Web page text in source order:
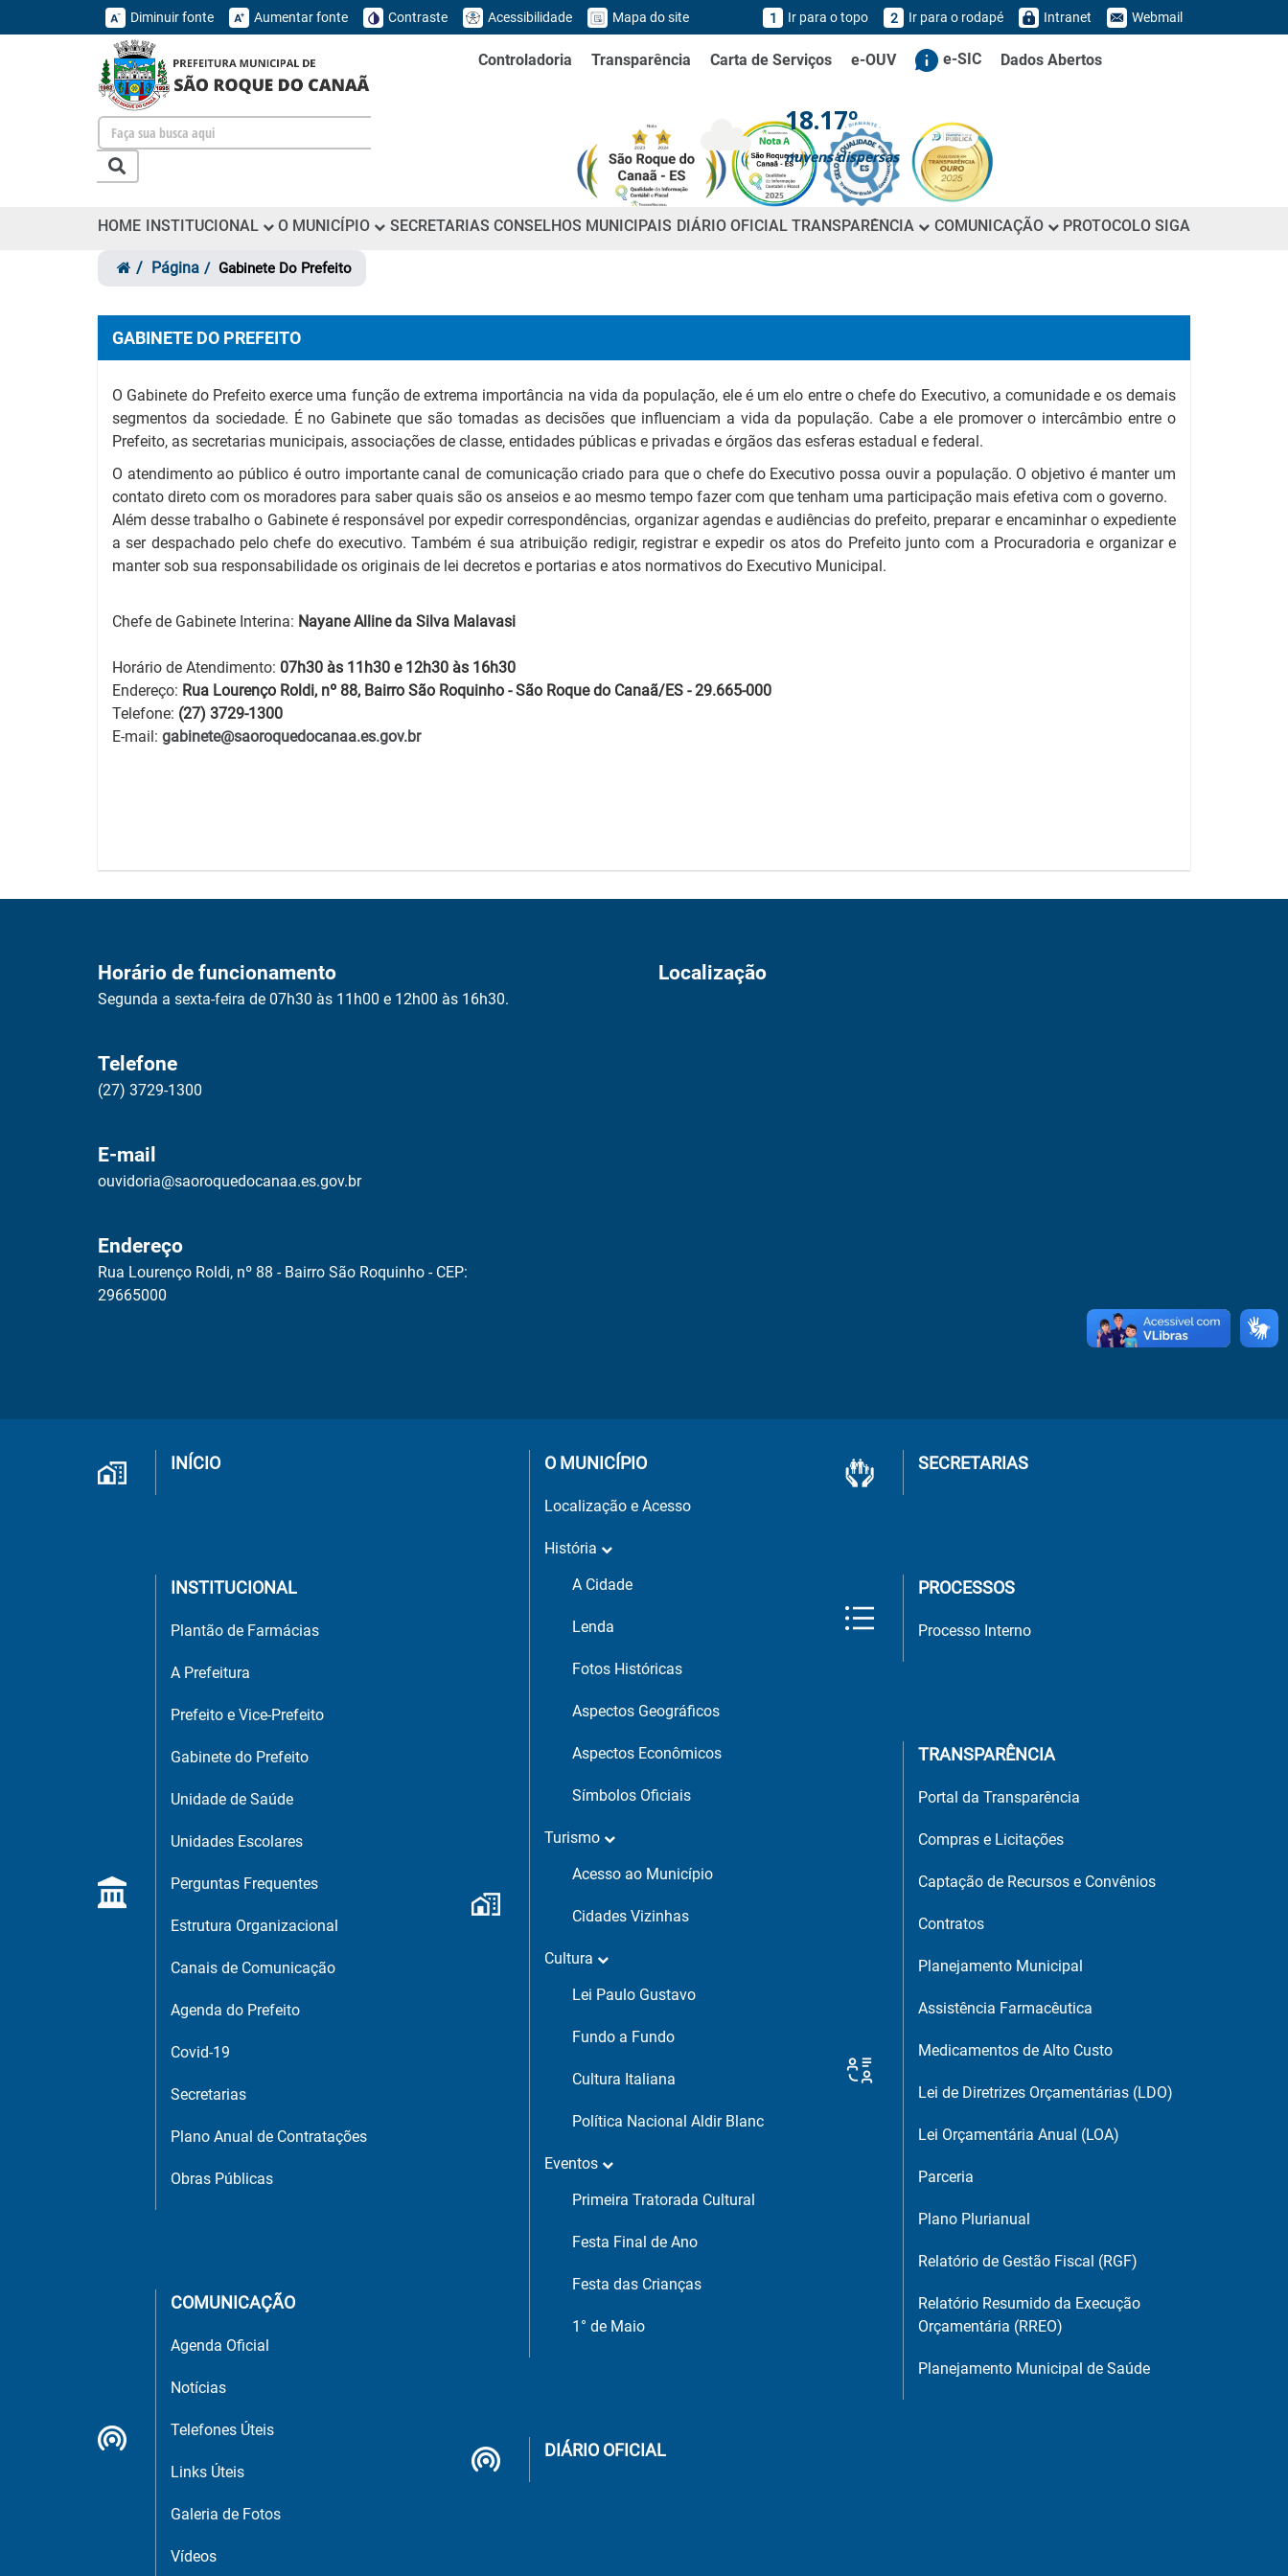
Diminuir fonte Aumentar fonte Contraste Acessibilidade Mapa do site 1 Ir para o topo 2 Ir para o rodapé Intranet Webmail
Controladoria Transparência Carta de Serviços e-OUV e-SIC Dados Abertos
18.17º
nuvens dispersas
HOME INSTITUCIONAL O MUNICÍPIO SECRETARIAS CONSELHOS MUNICIPAIS DIÁRIO OFICIAL TRANSPARÊNCIA COMUNICAÇÃO PROTOCOLO SIGA
Página Gabinete Do Prefeito
GABINETE DO PREFEITO
O Gabinete do Prefeito exerce uma função de extrema importância na vida da população, ele é um elo entre o chefe do Executivo, a comunidade e os demais
segmentos da sociedade. É no Gabinete que são tomadas as decisões que influenciam a vida da população. Cabe a ele promover o intercâmbio entre o
Prefeito, as secretarias municipais, associações de classe, entidades públicas e privadas e órgãos das esferas estadual e federal.
O atendimento ao público é outro importante canal de comunicação criado para que o chefe do Executivo possa ouvir a população. O objetivo é manter um
contato direto com os moradores para saber quais são os anseios e ao mesmo tempo fazer com que tenham uma participação mais efetiva com o governo.
Além desse trabalho o Gabinete é responsável por expedir correspondências, organizar agendas e audiências do prefeito, preparar e encaminhar o expediente
a ser despachado pelo chefe do executivo. Também é sua atribuição redigir, registrar e expedir os atos do Prefeito junto com a Procuradoria e organizar e
manter sob sua responsabilidade os originais de lei decretos e portarias e atos normativos do Executivo Municipal.
Chefe de Gabinete Interina: Nayane Alline da Silva Malavasi
Horário de Atendimento: 07h30 às 11h30 e 12h30 às 16h30
Endereço: Rua Lourenço Roldi, nº 88, Bairro São Roquinho - São Roque do Canaã/ES - 29.665-000
Telefone: (27) 3729-1300
E-mail: gabinete@saoroquedocanaa.es.gov.br
Horário de funcionamento
Segunda a sexta-feira de 07h30 às 11h00 e 12h00 às 16h30.
Telefone
(27) 3729-1300
E-mail
ouvidoria@saoroquedocanaa.es.gov.br
Endereço
Rua Lourenço Roldi, nº 88 - Bairro São Roquinho - CEP:
29665000
Localização
INÍCIO
INSTITUCIONAL
Plantão de Farmácias
A Prefeitura
Prefeito e Vice-Prefeito
Gabinete do Prefeito
Unidade de Saúde
Unidades Escolares
Perguntas Frequentes
Estrutura Organizacional
Canais de Comunicação
Agenda do Prefeito
Covid-19
Secretarias
Plano Anual de Contratações
Obras Públicas
COMUNICAÇÃO
Agenda Oficial
Notícias
Telefones Úteis
Links Úteis
Galeria de Fotos
Vídeos
O MUNICÍPIO
Localização e Acesso
História
A Cidade
Lenda
Fotos Históricas
Aspectos Geográficos
Aspectos Econômicos
Símbolos Oficiais
Turismo
Acesso ao Município
Cidades Vizinhas
Cultura
Lei Paulo Gustavo
Fundo a Fundo
Cultura Italiana
Política Nacional Aldir Blanc
Eventos
Primeira Tratorada Cultural
Festa Final de Ano
Festa das Crianças
1° de Maio
DIÁRIO OFICIAL
SECRETARIAS
PROCESSOS
Processo Interno
TRANSPARÊNCIA
Portal da Transparência
Compras e Licitações
Captação de Recursos e Convênios
Contratos
Planejamento Municipal
Assistência Farmacêutica
Medicamentos de Alto Custo
Lei de Diretrizes Orçamentárias (LDO)
Lei Orçamentária Anual (LOA)
Parceria
Plano Plurianual
Relatório de Gestão Fiscal (RGF)
Relatório Resumido da Execução
Orçamentária (RREO)
Planejamento Municipal de Saúde